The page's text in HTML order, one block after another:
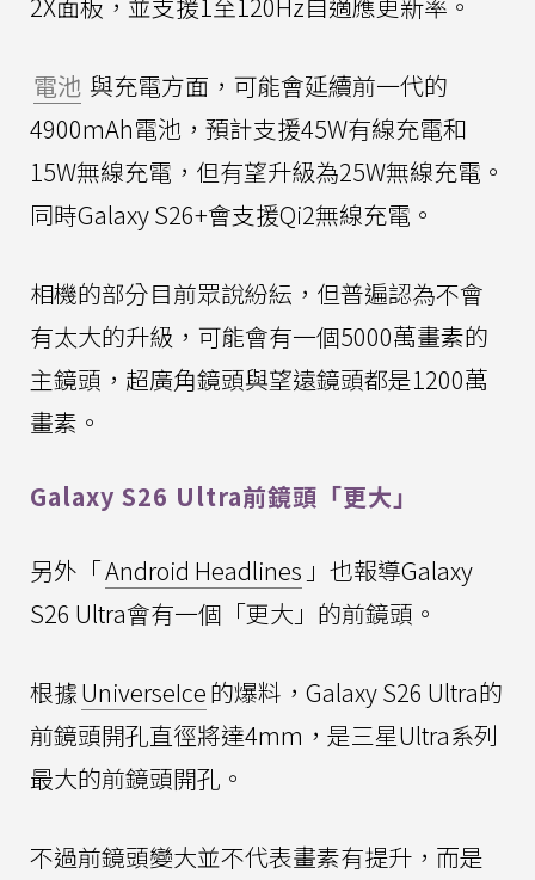
電池 與充電方面，可能會延續前一代的
4900mAh電池，預計支援45W有線充電和
15W無線充電，但有望升級為25W無線充電。
同時Galaxy S26+會支援Qi2無線充電。
相機的部分目前眾說紛紜，但普遍認為不會
有太大的升級，可能會有一個5000萬畫素的
主鏡頭，超廣角鏡頭與望遠鏡頭都是1200萬
畫素。
Galaxy S26 Ultra前鏡頭「更大」
另外「Android Headlines 」也報導Galaxy
S26 Ultra會有一個「更大」的前鏡頭。
根據UniverseIce的爆料，Galaxy S26 Ultra的
前鏡頭開孔直徑將達4mm，是三星Ultra系列
最大的前鏡頭開孔。
不過前鏡頭變大並不代表畫素有提升，而是